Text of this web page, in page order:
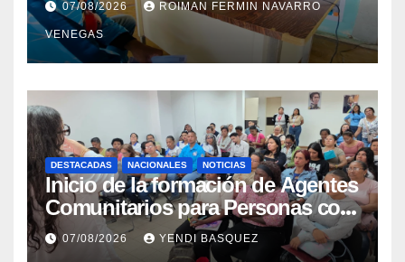
07/08/2026 ROIMAN FERMIN NAVARRO
VENEGAS
DESTACADAS NACIONALES NOTICIAS
Inicio de la formación de Agentes
Comunitarios para Personas con
Discapacidad en el Centro de
Rehabilitación J.J. Arvelo
07/08/2026 YENDI BASQUEZ